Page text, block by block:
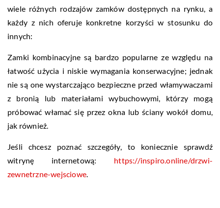
wiele różnych rodzajów zamków dostępnych na rynku, a
każdy z nich oferuje konkretne korzyści w stosunku do
innych:
Zamki kombinacyjne są bardzo popularne ze względu na
łatwość użycia i niskie wymagania konserwacyjne; jednak
nie są one wystarczająco bezpieczne przed włamywaczami
z bronią lub materiałami wybuchowymi, którzy mogą
próbować włamać się przez okna lub ściany wokół domu,
jak również.
Jeśli chcesz poznać szczegóły, to koniecznie sprawdź
witrynę internetową: https://inspiro.online/drzwi-
zewnetrzne-wejsciowe